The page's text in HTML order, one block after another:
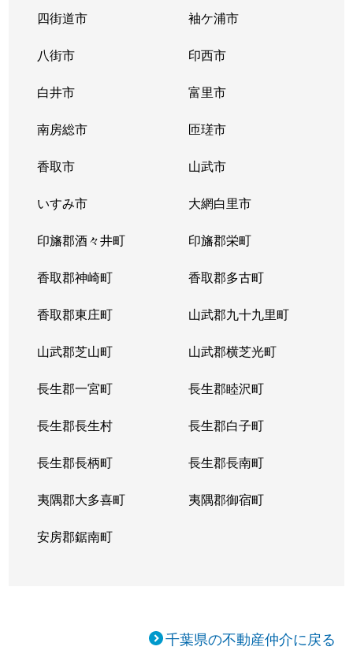
四街道市 袖ケ浦市
八街市 印西市
白井市 富里市
南房総市 匝瑳市
香取市 山武市
いすみ市 大網白里市
印旛郡酒々井町 印旛郡栄町
香取郡神崎町 香取郡多古町
香取郡東庄町 山武郡九十九里町
山武郡芝山町 山武郡横芝光町
長生郡一宮町 長生郡睦沢町
長生郡長生村 長生郡白子町
長生郡長柄町 長生郡長南町
夷隅郡大多喜町 夷隅郡御宿町
安房郡鋸南町
千葉県の不動産仲介に戻る